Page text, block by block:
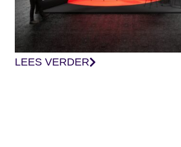
LEES VERDER